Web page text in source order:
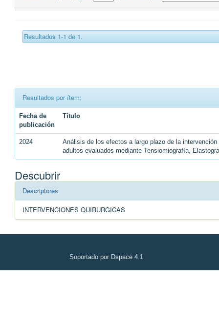
Resultados 1-1 de 1.
Resultados por ítem:
Fecha de
publicación
Título
2024
Análisis de los efectos a largo plazo de la
adultos evaluados mediante Tensiomiografía,
Descubrir
Descriptores
INTERVENCIONES QUIRURGICAS
Soportado por Dspace 4.1